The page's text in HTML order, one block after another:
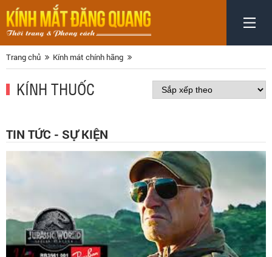
Trang chủ Kính mát chính hãng
KÍNH THUỐC
TIN TỨC - SỰ KIỆN